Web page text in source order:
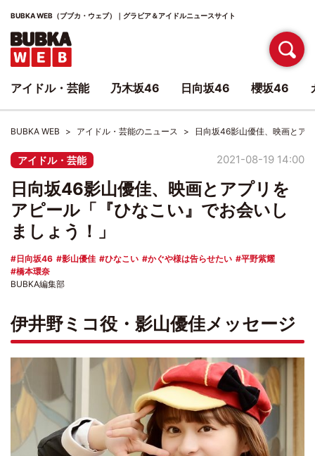
BUBKA WEB（ブブカ・ウェブ）｜グラビア＆アイドルニュースサイト
BUBKA WEB アイドル・芸能のニュース 日向坂46影山優佳、映画とア
アイドル・芸能 2021-08-19 14:00
日向坂46影山優佳、映画とアプリを
アピール「『ひなこい』でお会いし
ましょう！」
日向坂46 影山優佳 ひなこい かぐや様は告らせたい
平野紫耀
橋本環奈
BUBKA編集部
伊井野ミコ役・影山優佳メッセージ
アイドル・芸能 乃木坂46 日向坂46 櫻坂46